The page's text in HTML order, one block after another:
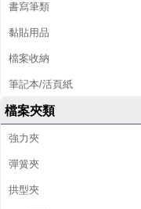
書寫筆類
黏貼用品
檔案收納
筆記本/活頁紙
檔案夾類
強力夾
彈簧夾
拱型夾